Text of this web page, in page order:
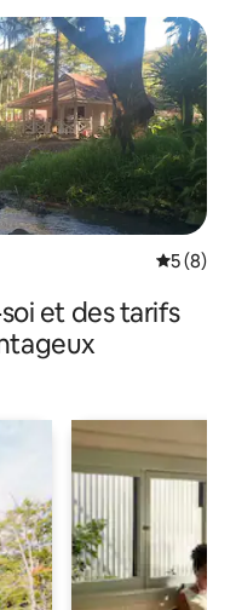
5 (8)
et des tarifs